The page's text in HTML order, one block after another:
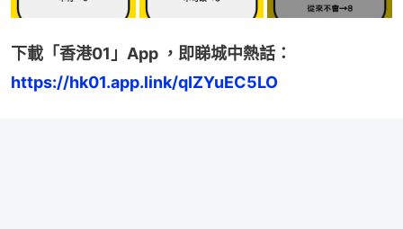
下載「香港01」App ，即睇城中熱話：
https://hk01.app.link/qIZYuEC5LO